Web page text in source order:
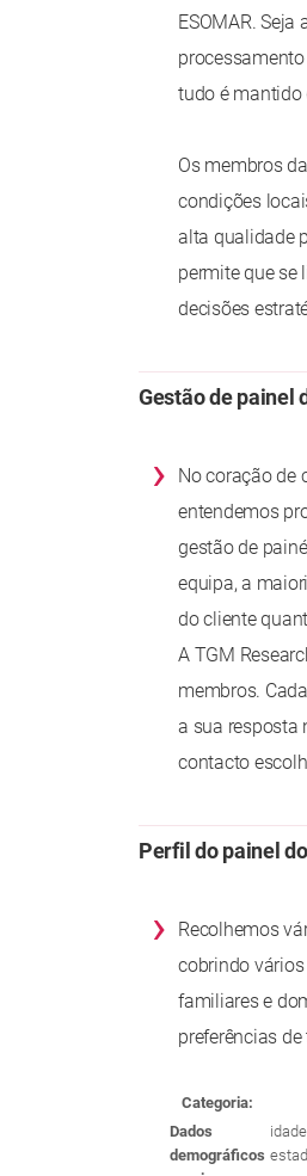
ESOMAR.
tudo é mantido
Os membros
condições
alta qualidade
permite que se
decisões
Gestão de painel
›
No coração de
entendemos
gestão de
equipa, a
do cliente
A TGM
membros.
a sua resposta
contacto
Perfil do painel
›
Recolhemos
cobrindo
familiares e
preferências
Categoria:
Dados
demográficos